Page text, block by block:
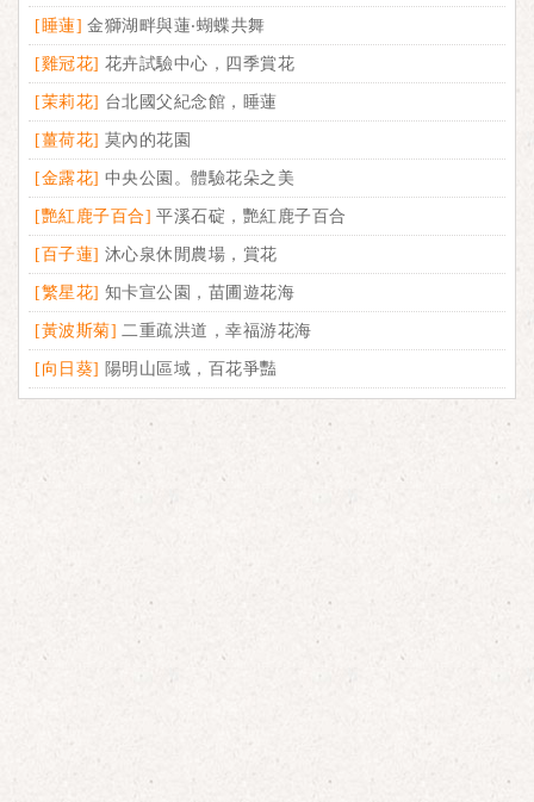
[睡蓮] 金獅湖畔與蓮‧蝴蝶共舞
[雞冠花] 花卉試驗中心，四季賞花
[茉莉花] 台北國父紀念館，睡蓮
[薑荷花] 莫內的花園
[金露花] 中央公園。體驗花朵之美
[艷紅鹿子百合] 平溪石碇，艷紅鹿子百合
[百子蓮] 沐心泉休閒農場，賞花
[繁星花] 知卡宣公園，苗圃遊花海
[黃波斯菊] 二重疏洪道，幸福游花海
[向日葵] 陽明山區域，百花爭豔